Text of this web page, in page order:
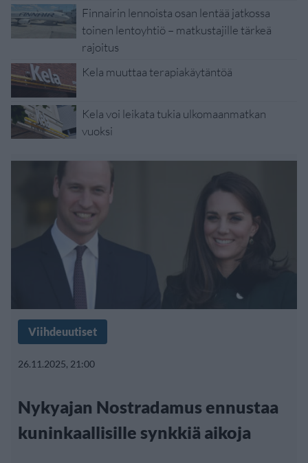
Finnairin lennoista osan lentää jatkossa
toinen lentoyhtiö – matkustajille tärkeä
rajoitus
Kela muuttaa terapiakäytäntöä
Kela voi leikata tukia ulkomaanmatkan
vuoksi
Viihdeuutiset
26.11.2025, 21:00
Nykyajan Nostradamus ennustaa
kuninkaallisille synkkiä aikoja